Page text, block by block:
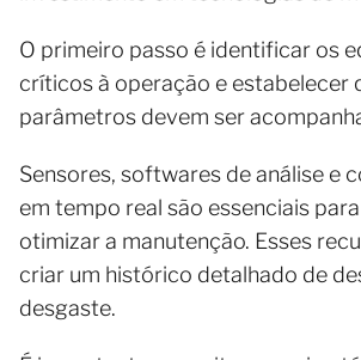
O primeiro passo é identificar os
críticos à operação e estabelecer
parâmetros devem ser
Sensores, softwares de análise e
em tempo real são essenciais
otimizar a manutenção. Esses
criar um histórico detalhado de
desgaste.